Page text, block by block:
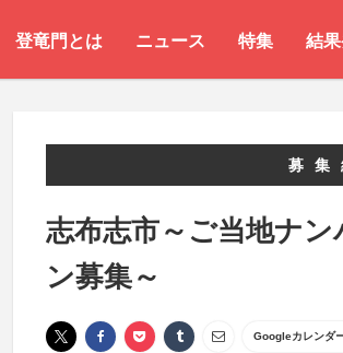
登竜門とは ニュース 特集 結
募集
志布志市～ご当地ナ
ン募集～
Googleカレンダ